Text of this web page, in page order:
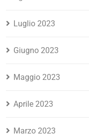
Luglio 2023
Giugno 2023
Maggio 2023
Aprile 2023
Marzo 2023